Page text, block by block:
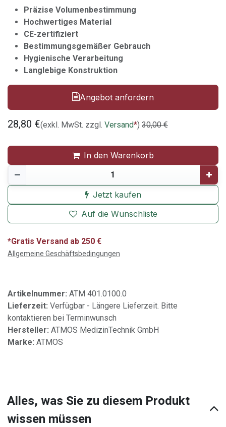
Präzise Volumenbestimmung
Hochwertiges Material
CE-zertifiziert
Bestimmungsgemäßer Gebrauch
Hygienische Verarbeitung
Langlebige Konstruktion
Angebot anfordern
28,80 €(exkl. MwSt. zzgl. Versand*) 30,00€
In den Warenkorb
Jetzt kaufen
Auf die Wunschliste
*Gratis Versand ab 250 €
Allgemeine Geschäftsbedingungen
Artikelnummer: ATM 401.0100.0
Lieferzeit: Verfügbar - Längere Lieferzeit. Bitte
kontaktieren bei Terminwunsch
Hersteller: ATMOS MedizinTechnik GmbH
Marke: ATMOS
Alles, was Sie zu diesem Produkt
wissen müssen